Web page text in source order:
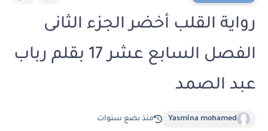
رواية القلب أخضر الجزء الثانى
الفصل السابع عشر 17 بقلم رباب
عبد الصمد
Yasmina mohamed منذ بضع سنوات